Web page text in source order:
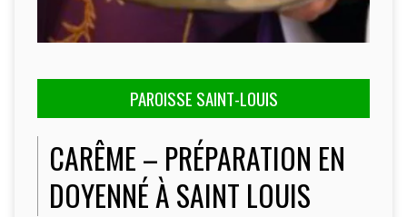
PAROISSE SAINT-LOUIS
CARÊME – PRÉPARATION EN
DOYENNÉ À SAINT LOUIS